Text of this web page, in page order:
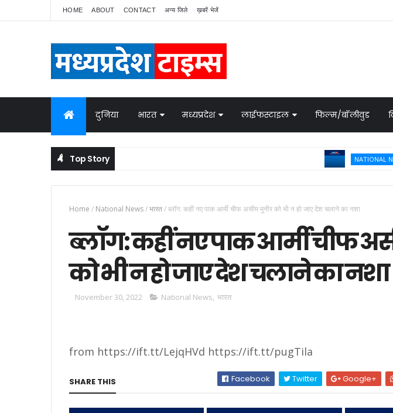
HOME ABOUT CONTACT अन्य जिले ख़बरें भेजें
दुनिया भारत मध्यप्रदेश लाईफस्टाइल फिल्म/बॉलीवुड
Top Story NATIONAL NEWS
Home / National News/भारत/ब्‍लॉग: कहीं नए पाक आर्मी चीफ असीम मुनीर को भी न हो जाए देश चलाने का नशा
ब्‍लॉग: कहीं नए पाक आर्मी चीफ
को भी न हो जाए देश चलाने का नशा
November 30, 2022 National News, भारत
from https://ift.tt/LejqHVd https://ift.tt/pugTila
SHARE THIS Facebook Twitter Google+